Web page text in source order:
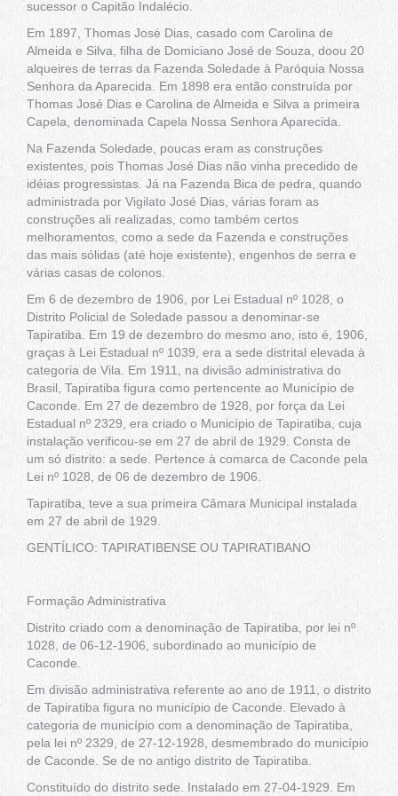
sucessor o Capitão Indalécio.
Em 1897, Thomas José Dias, casado com Carolina de
Almeida e Silva, filha de Domiciano José de Souza, doou 20
alqueires de terras da Fazenda Soledade à Paróquia Nossa
Senhora da Aparecida. Em 1898 era então construída por
Thomas José Dias e Carolina de Almeida e Silva a primeira
Capela, denominada Capela Nossa Senhora Aparecida.
Na Fazenda Soledade, poucas eram as construções
existentes, pois Thomas José Dias não vinha precedido de
idéias progressistas. Já na Fazenda Bica de pedra, quando
administrada por Vigilato José Dias, várias foram as
construções ali realizadas, como também certos
melhoramentos, como a sede da Fazenda e construções
das mais sólidas (até hoje existente), engenhos de serra e
várias casas de colonos.
Em 6 de dezembro de 1906, por Lei Estadual nº 1028, o
Distrito Policial de Soledade passou a denominar-se
Tapiratiba. Em 19 de dezembro do mesmo ano, isto é, 1906,
graças à Lei Estadual nº 1039, era a sede distrital elevada à
categoria de Vila. Em 1911, na divisão administrativa do
Brasil, Tapiratiba figura como pertencente ao Município de
Caconde. Em 27 de dezembro de 1928, por força da Lei
Estadual nº 2329, era criado o Município de Tapiratiba, cuja
instalação verificou-se em 27 de abril de 1929. Consta de
um só distrito: a sede. Pertence à comarca de Caconde pela
Lei nº 1028, de 06 de dezembro de 1906.
Tapiratiba, teve a sua primeira Câmara Municipal instalada
em 27 de abril de 1929.
GENTÍLICO: TAPIRATIBENSE OU TAPIRATIBANO
Formação Administrativa
Distrito criado com a denominação de Tapiratiba, por lei nº
1028, de 06-12-1906, subordinado ao município de
Caconde.
Em divisão administrativa referente ao ano de 1911, o distrito
de Tapiratiba figura no município de Caconde. Elevado à
categoria de município com a denominação de Tapiratiba,
pela lei nº 2329, de 27-12-1928, desmembrado do município
de Caconde. Se de no antigo distrito de Tapiratiba.
Constituído do distrito sede. Instalado em 27-04-1929. Em